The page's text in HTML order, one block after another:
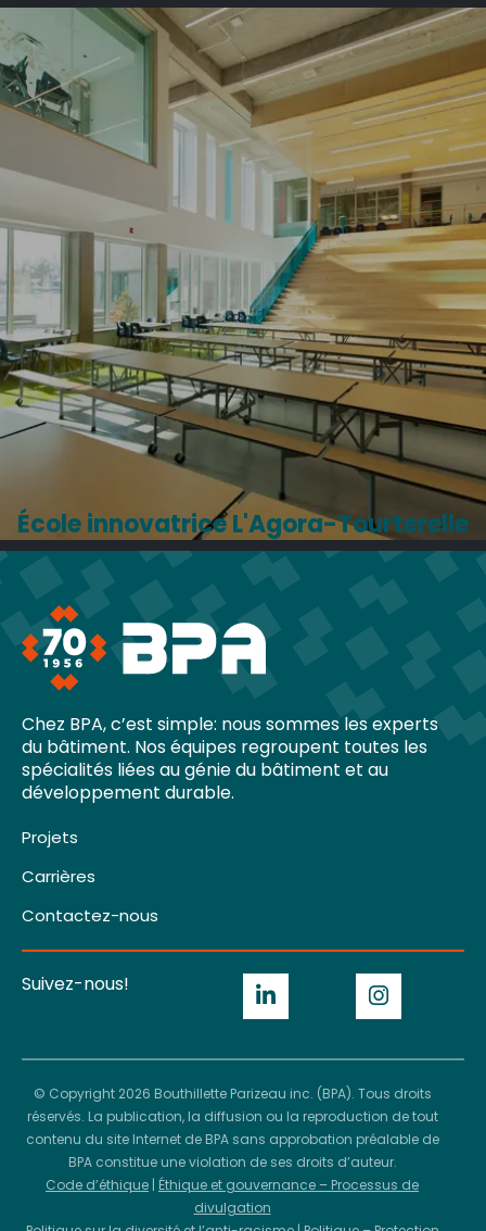
École innovatrice L'Agora-Tourterelle
Chez BPA, c’est simple: nous sommes les experts
du bâtiment. Nos équipes regroupent toutes les
spécialités liées au génie du bâtiment et au
développement durable.
Projets
Carrières
Contactez-nous
Suivez-nous!
© Copyright 2026 Bouthillette Parizeau inc. (BPA). Tous droits
réservés. La publication, la diffusion ou la reproduction de tout
contenu du site Internet de BPA sans approbation préalable de
BPA constitue une violation de ses droits d’auteur.
Code d’éthique | Éthique et gouvernance – Processus de
divulgation